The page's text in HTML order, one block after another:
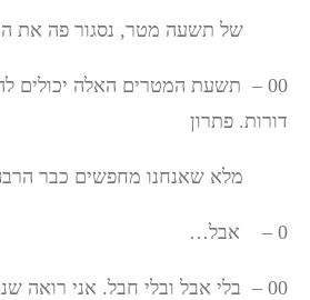
של תשעה מטר, נסגור פה את
00 – תשעת המטרים האלה יכולים
דורות. פתרון
מלא שאנחנו מחפשים כבר הרבה
0 – אבל…
00 – בלי אבל ובלי חבל. אני רואה